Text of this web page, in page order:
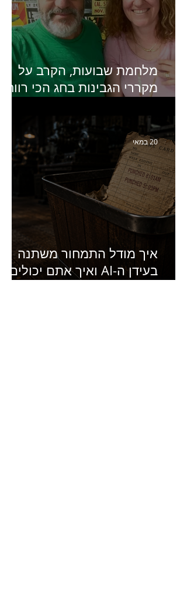
מלחמת שבועות, הקרב על
מקררי הגבינות בחג הכי רווחי
סמנכ״לית השיווק והמכירות
של מחלבות גד
איך מודל התמחור משתנה
בעידן ה-AI ואיך אתם יכולים
20 במאי